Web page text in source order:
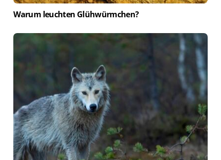
Warum leuchten Glühwürmchen?